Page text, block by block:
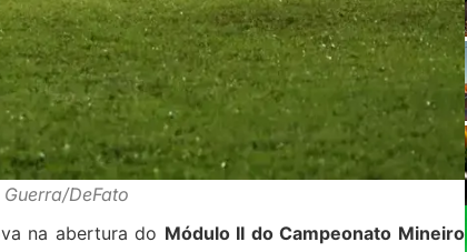
DeFato
na abertura do Módulo II do Campeonato Mineiro